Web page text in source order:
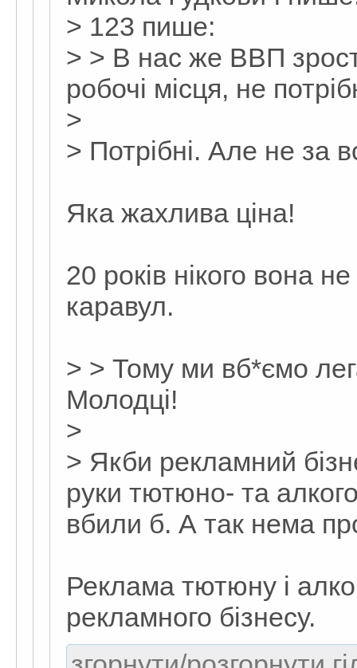
> 123 пише:
> > В нас же ВВП
робочі місця, не
>
> Потрібні. Але не за
Яка жахлива ціна!
20 років нікого вона
каравул.
> > Тому ми вб*ємо
Молодці!
>
> Якби рекламний
руки тютюно- та
вбили б. А так нема
Реклама тютюну і
рекламного бізнесу.